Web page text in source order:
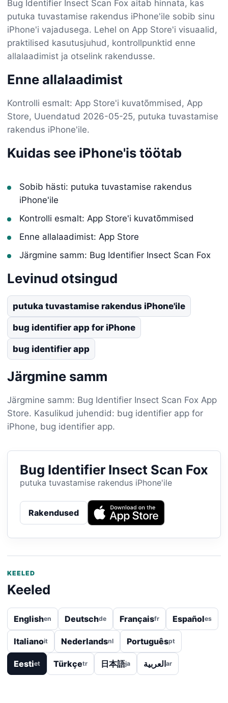
Bug Identifier Insect Scan Fox aitab hinnata, kas
putuka tuvastamise rakendus iPhone'ile sobib sinu
iPhone'i vajadusega. Lehel on App Store'i visuaalid,
praktilised kasutusjuhud, kontrollpunktid enne
allalaadimist ja otselink rakendusse.
Enne allalaadimist
Kontrolli esmalt: App Store'i kuvatõmmised, App
Store, Uuendatud 2026-05-25, putuka tuvastamise
rakendus iPhone'ile.
Kuidas see iPhone'is töötab
Sobib hästi: putuka tuvastamise rakendus
iPhone'ile
Kontrolli esmalt: App Store'i kuvatõmmised
Enne allalaadimist: App Store
Järgmine samm: Bug Identifier Insect Scan Fox
Levinud otsingud
putuka tuvastamise rakendus iPhone'ile
bug identifier app for iPhone
bug identifier app
Järgmine samm
Järgmine samm: Bug Identifier Insect Scan Fox App
Store. Kasulikud juhendid: bug identifier app for
iPhone, bug identifier app.
Bug Identifier Insect Scan Fox
putuka tuvastamise rakendus iPhone'ile
Rakendused
KEELED
Keeled
Englishen Deutschde Françaisfr Españoles
Italianoit Nederlandsnl Portuguêspt
Eestiet Türkçetr 日本語ja العربيةar